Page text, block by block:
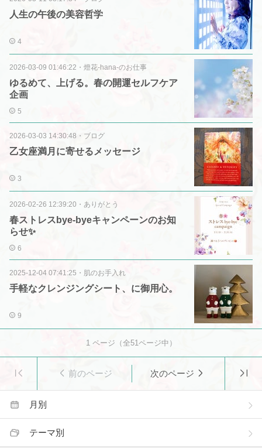
人生の午後の美容哲学
4
2026-03-09 01:46:22 ・ 燈花-hana-のお仕事
ゆるめて、上げる。春の開運セルフケア
企画
5
2026-03-03 14:30:48 ・ ブログ
乙女座満月に寄せるメッセージ
3
2026-02-26 12:39:20 ・ ありがとう
春ストレスbye-byeキャンペーンのお知
らせ✨
6
2025-12-04 07:41:25 ・ 肌のお手入れ
手軽なクレンジングシート、に御用心。
9
1ページ（全51ページ中）
前のページ 次のページ
月別
テーマ別